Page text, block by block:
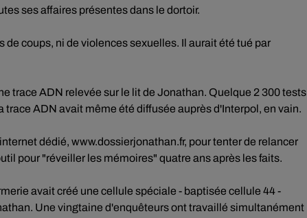
ses affaires présentes dans le dortoir.
coups, ni de violences sexuelles. Il aurait été tué par
trace ADN relevée sur le lit de Jonathan. Quelque 2 300 tests
ADN avait même été diffusée auprès d'Interpol, en vain.
dédié, www.dossierjonathan.fr, pour tenter de relancer
pour "réveiller les mémoires" quatre ans après les faits.
avait créé une cellule spéciale - baptisée cellule 44 -
Une vingtaine d'enquêteurs ont travaillé simultanément